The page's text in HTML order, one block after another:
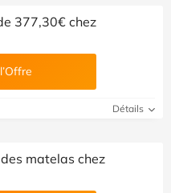
377,30€ chez
Détails
matelas chez